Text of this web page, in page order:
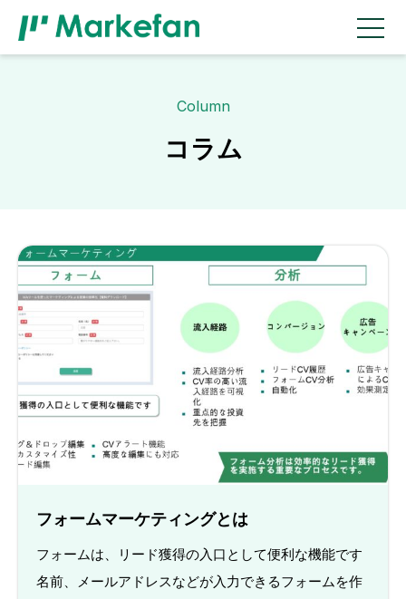
Column
コラム
フォームマーケティングとは
フォームは、リード獲得の入口として便利な機能です
名前、メールアドレスなどが入力できるフォームを作